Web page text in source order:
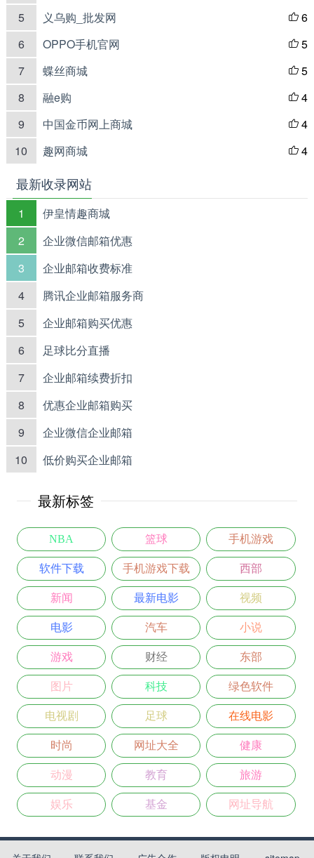
出了电动旋转摄像头，即采用“行星齿轮三级传动机构”，配合
步进马达，手机用户只需轻触屏幕，打开拍照界面，轻轻滑
动屏幕，摄像头就会自动旋转。电动旋转实现了手机拍照的
又一次创新，进一步创新智趣的拍照新体验。
VOOC闪充
VOOC闪充是OPPO研发的拥有18项专利的低电压快速充
电技术。其采用低电压高电流模式，保证充电速度的同时也
能减少手机充电时适配器与手机的发热情况。VOOC闪充相比
传统充电速度提高4倍之多，3000mAh的电池，充电5分钟即
可通话2小时，充电30分钟即可充到75%。
VOOC闪充率先在OPPO Find 7上使用，随后在OPPO历
代旗舰产品上都有配备。
5
义乌购_批发网  6
6
OPPO手机官网  5
7
蝶丝商城  5
8
融e购  4
9
中国金币网上商城  4
10
趣网商城  4
最新收录网站
1
伊皇情趣商城
2
企业微信邮箱优惠
3
企业邮箱收费标准
4
腾讯企业邮箱服务商
5
企业邮箱购买优惠
6
足球比分直播
7
企业邮箱续费折扣
8
优惠企业邮箱购买
9
企业微信企业邮箱
10
低价购买企业邮箱
最新标签
NBA 篮球 手机游戏
软件下载 手机游戏下载 西部
新闻 最新电影 视频
电影 汽车 小说
游戏 财经 东部
图片 科技 绿色软件
电视剧 足球 在线电影
时尚 网址大全 健康
动漫 教育 旅游
娱乐 基金 网址导航